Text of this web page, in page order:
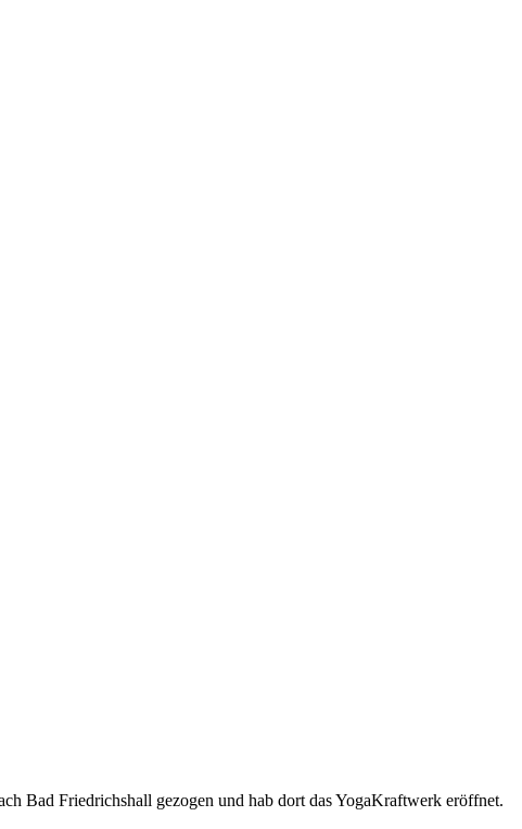
Bad Friedrichshall gezogen und hab dort das YogaKraftwerk eröffnet.